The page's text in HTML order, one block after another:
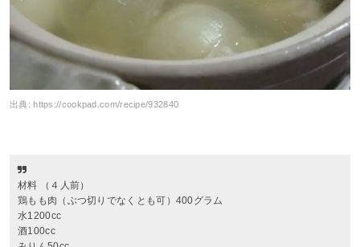
出典: https://cookpad.com/recipe/932840
材料 （４人前）
鶏もも肉（ぶつ切りでなくとも可）400グラム
水1200cc
酒100cc